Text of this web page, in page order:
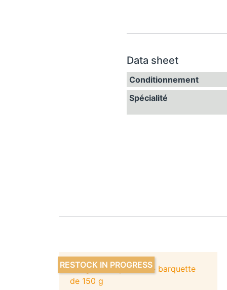
Data sheet
Conditionnement
Spécialité
RESTOCK IN PROGRESS